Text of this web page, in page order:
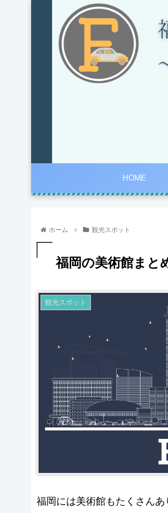
HOME
ホーム 観光スポット
福岡の美術館まと
観光スポット
福岡には美術館もたくさん